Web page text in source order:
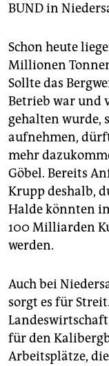
BUND in
Schon heute
Millionen
Sollte das
Betrieb war und
gehalten wurde,
aufnehmen,
mehr
Göbel. Bereits
Krupp deshalb,
Halde könnten
100 Milliarden
werden.
Auch bei
sorgt es für
für den
Arbeitsplätze,